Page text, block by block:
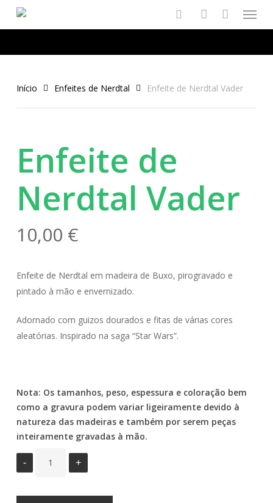
content
searchaccount
Menu
Início Enfeites de Nerdtal Enfeite de Nerdtal Vader
Enfeite de
Nerdtal Vader
10,00 €
Enfeite de Nerdtal em madeira de Buxo, pirogravado e
pintado à mão e envernizado.
Adornado com guizos dourados e fitas de várias cores
aleatórias. Inspirado na saga “Star Wars”.
Nota: Os tamanhos, peso, espessura e coloração bem
como a gravura podem variar ligeiramente devido à
natureza das madeiras e também por serem peças
inteiramente gravadas à mão.
Estas cookies
não são
Elas são